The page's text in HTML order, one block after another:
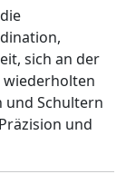
sich an der
wiederholten
Schultern
und